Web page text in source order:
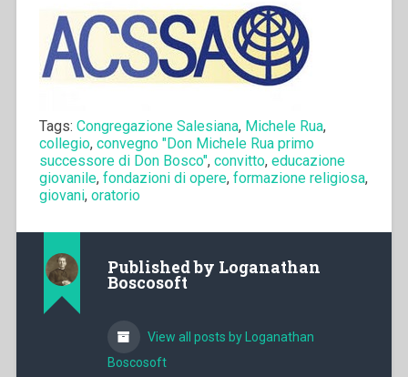
Tags: Congregazione Salesiana, Michele Rua,
collegio, convegno "Don Michele Rua primo
successore di Don Bosco", convitto, educazione
giovanile, fondazioni di opere, formazione religiosa,
giovani, oratorio
Published by Loganathan
Boscosoft
View all posts by Loganathan
Boscosoft